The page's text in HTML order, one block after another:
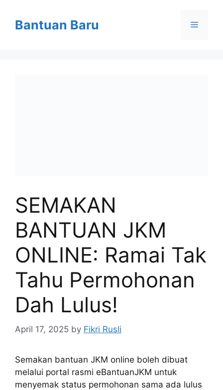
contentBantuan Baru Menu
SEMAKAN
BANTUAN JKM
ONLINE: Ramai Tak
Tahu Permohonan
Dah Lulus!
April 17, 2025 by Fikri Rusli
Semakan bantuan JKM online boleh dibuat
melalui portal rasmi eBantuanJKM untuk
menyemak status permohonan sama ada lulus